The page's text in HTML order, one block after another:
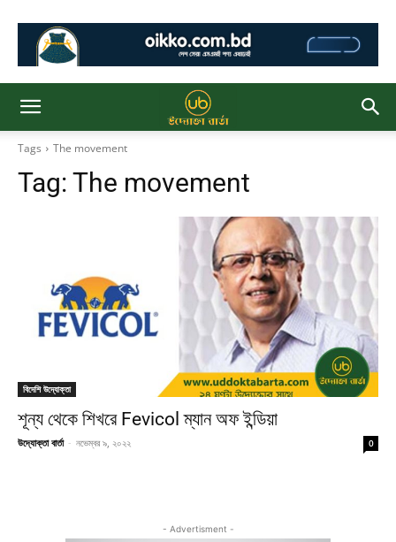
Tags The movement
Tag: The movement
বিদেশি উদ্যোক্তা
শূন্য থেকে শিখরে Fevicol ম্যান অফ ইন্ডিয়া
উদ্যোক্তা বার্তা - নভেম্বর ৯, ২০২২ 0
- Advertisment -